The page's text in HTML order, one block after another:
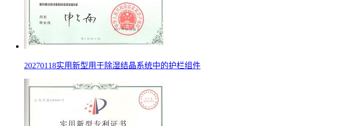
20270118实用新型用于除湿结晶系统中的护栏组件